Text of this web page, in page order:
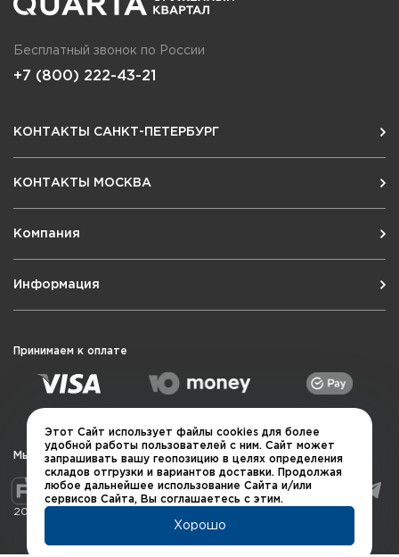
Бесплатный звонок по России
+7 (800) 222-43-21
КОНТАКТЫ САНКТ-ПЕТЕРБУРГ
КОНТАКТЫ МОСКВА
Компания
Информация
Принимаем к оплате
Мы в социальных сетях
2026 © QUARTA "Оружейный квартал"
Этот Сайт использует файлы cookies для более
удобной работы пользователей с ним. Сайт может
запрашивать вашу геопозицию в целях определения
складов отгрузки и вариантов доставки. Продолжая
любое дальнейшее использование Сайта и/или
сервисов Сайта, Вы соглашаетесь с этим.
Хорошо